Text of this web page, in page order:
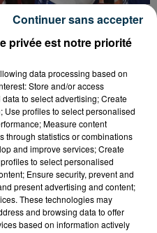
JUSQU'AU
privée est notre priorité
data processing based on
Store and/or access
to select advertising; Create
profiles to select personalised
Measure content
through statistics or combinations
and improve services; Create
to select personalised
Ensure security, prevent and
present advertising and content;
These technologies may
and browsing data to offer
based on information actively
Continuer sans accepter